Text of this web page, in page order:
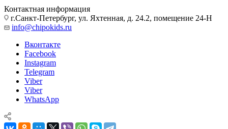
Контактная информация
г.Санкт-Петербург, ул. Яхтенная, д. 24.2, помещение 24-Н
info@chipokids.ru
Вконтакте
Facebook
Instagram
Telegram
Viber
Viber
WhatsApp